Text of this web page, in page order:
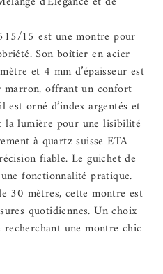
15 est une montre pour
Son boîtier en acier
et 4 mm d’épaisseur est
marron, offrant un confort
orné d’index argentés et
la lumière pour une lisibilité
à quartz suisse ETA
fiable. Le guichet de
fonctionnalité pratique.
30 mètres, cette montre est
quotidiennes. Un choix
une montre chic